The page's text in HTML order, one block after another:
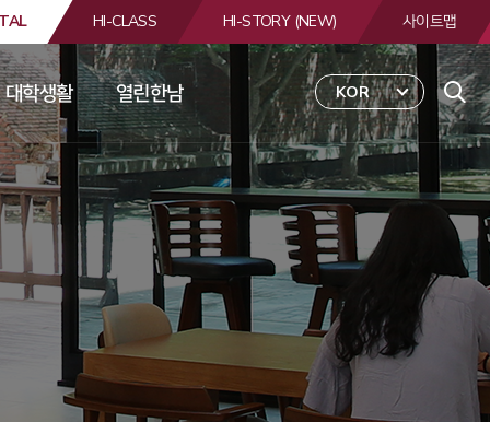
합
색
HI-CLASS HI-STORY (NEW) 사이트맵
KOR
대학생활 열린한남